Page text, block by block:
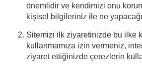
önemlidir ve kendimizi onu
kişisel bilgileriniz ile ne
Sitemizi ilk ziyaretinizde bu ilke
kullanmamıza izin vermeniz,
ziyaret ettiğinizde çerezlerin